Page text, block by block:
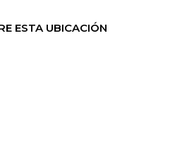
ESTA UBICACIÓN